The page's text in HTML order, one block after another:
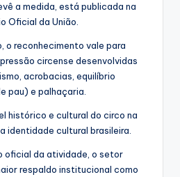
a medida, está publicada na
Oficial da União.
o reconhecimento vale para
circense desenvolvidas
acrobacias, equilíbrio
pau) e palhaçaria.
histórico e cultural do circo na
identidade cultural brasileira.
oficial da atividade, o setor
respaldo institucional como